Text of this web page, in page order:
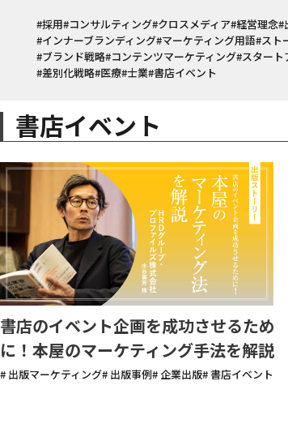
#採用#コンサルティング#クロスメディア#経営理念#
#インナーブランディング#マーケティング用語#スト
#ブランド戦略#コンテンツマーケティング#スタート
#差別化戦略#医療#士業#書店イベント
書店イベント
書店のイベント企画を成功させるため
に！本屋のマーケティング手法を解説
# 出版マーケティング# 出版事例# 企業出版# 書店イベント